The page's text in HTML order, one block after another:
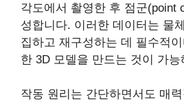
각도에서 촬영한 후 점군(point
성합니다. 이러한 데이터는 물
집하고 재구성하는 데 필수적
한 3D 모델을 만드는 것이 가능
작동 원리는 간단하면서도 매